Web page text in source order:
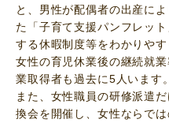
と、男性が配偶者の出産に
た「子育て支援パンフレッ
する休暇制度等をわかりやす
女性の育児休業後の継続就
業取得者も過去に5人います。
また、女性職員の研修派遣
換会を開催し、女性ならで